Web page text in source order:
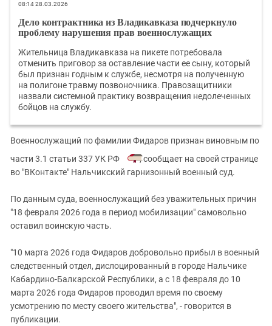
08:14 28.03.2026
Дело контрактника из Владикавказа подчеркнуло
проблему нарушения прав военнослужащих
Жительница Владикавказа на пикете потребовала
отменить приговор за оставление части ее сыну, который
был признан годным к службе, несмотря на полученную
на полигоне травму позвоночника. Правозащитники
назвали системной практику возвращения недолеченных
бойцов на службу.
Военнослужащий по фамилии Фидаров признан виновным по
части 3.1 статьи 337 УК РФ
, сообщает на своей странице
во "ВКонтакте" Нальчикский гарнизонный военный суд.
По данным суда, военнослужащий без уважительных причин
"18 февраля 2026 года в период мобилизации" самовольно
оставил воинскую часть.
"10 марта 2026 года Фидаров добровольно прибыл в военный
следственный отдел, дислоцированный в городе Нальчике
Кабардино-Балкарской Республики, а с 18 февраля до 10
марта 2026 года Фидаров проводил время по своему
усмотрению по месту своего жительства", - говорится в
публикации.